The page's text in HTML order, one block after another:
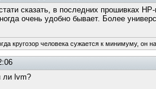
сказать, в последних прошивках
очень удобно бывает. Более
кругозор человека сужается к минимуму, он
ли lvm?